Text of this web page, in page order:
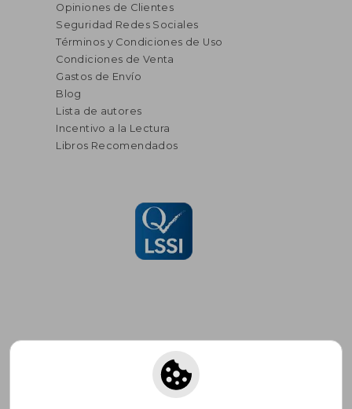
Opiniones de Clientes
Seguridad Redes Sociales
Términos y Condiciones de Uso
Condiciones de Venta
Gastos de Envío
Blog
Lista de autores
Incentivo a la Lectura
Libros Recomendados
Suscríbete para recibir ofertas y
promociones